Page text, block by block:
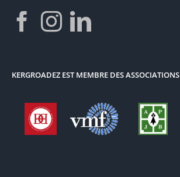
KERGROADEZ EST MEMBRE DES ASSOCIATIONS